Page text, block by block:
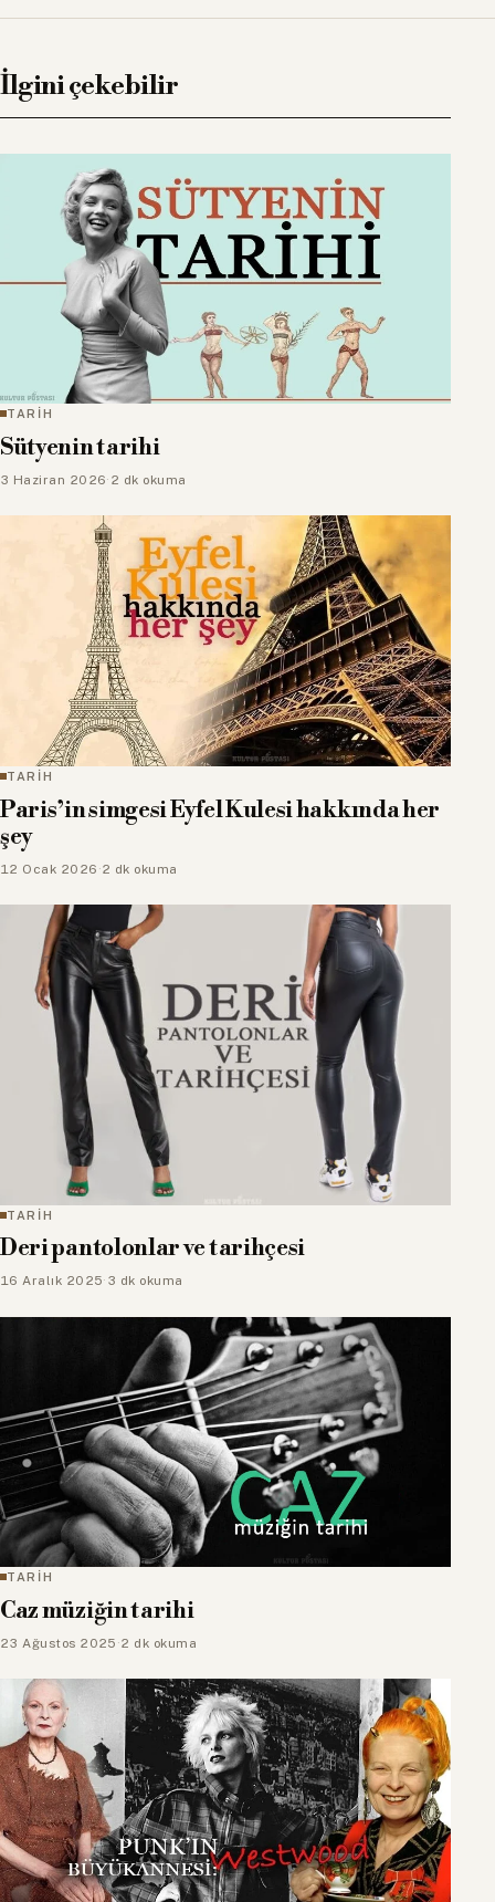
İlgini çekebilir
TARİH
Sütyenin tarihi
3 Haziran 2026· 2 dk okuma
TARİH
Paris’in simgesi Eyfel Kulesi hakkında her
şey
12 Ocak 2026 ·2 dk okuma
TARİH
Deri pantolonlar ve tarihçesi
16 Aralık 2025· 3 dk okuma
TARİH
Caz müziğin tarihi
23 Ağustos 2025 ·2 dk okuma